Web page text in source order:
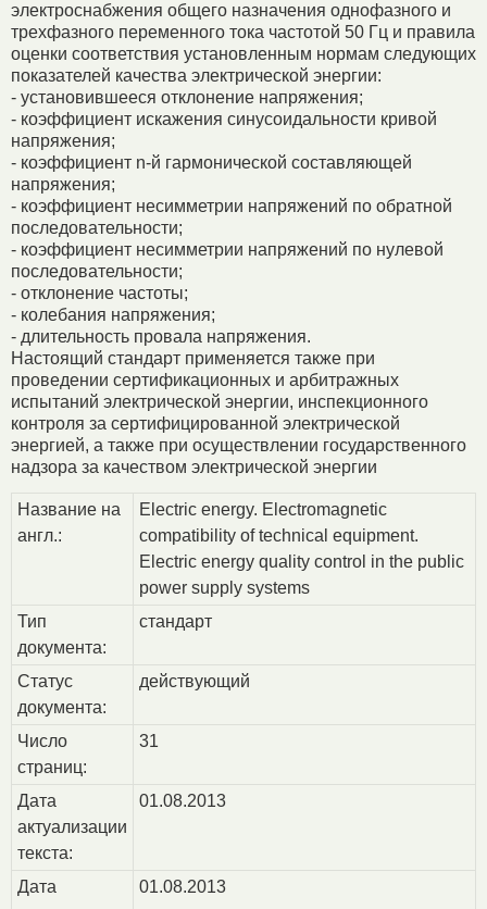
электроснабжения общего назначения однофазного и
трехфазного переменного тока частотой 50 Гц и правила
оценки соответствия установленным нормам следующих
показателей качества электрической энергии:
- установившееся отклонение напряжения;
- коэффициент искажения синусоидальности кривой
напряжения;
- коэффициент n-й гармонической составляющей
напряжения;
- коэффициент несимметрии напряжений по обратной
последовательности;
- коэффициент несимметрии напряжений по нулевой
последовательности;
- отклонение частоты;
- колебания напряжения;
- длительность провала напряжения.
Настоящий стандарт применяется также при
проведении сертификационных и арбитражных
испытаний электрической энергии, инспекционного
контроля за сертифицированной электрической
энергией, а также при осуществлении государственного
надзора за качеством электрической энергии
Название на
англ.:
Electric energy. Electromagnetic
compatibility of technical equipment.
Electric energy quality control in the public
power supply systems
Тип
документа:
стандарт
Статус
документа:
действующий
Число
страниц:
31
Дата
актуализации
текста:
01.08.2013
Дата
01.08.2013